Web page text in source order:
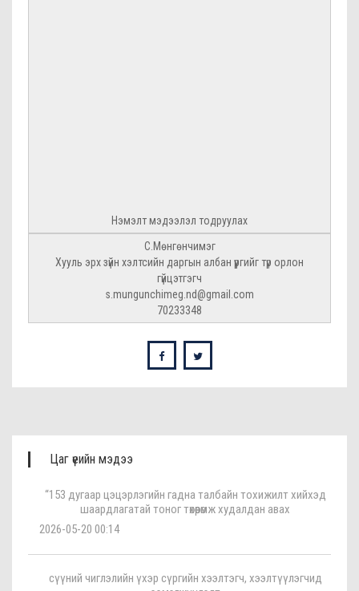
Нэмэлт мэдээлэл тодруулах
С.Мөнгөнчимэг
Хууль эрх зүйн хэлтсийн даргын албан үүргийг түр орлон
гүйцэтгэгч
s.mungunchimeg.nd@gmail.com
70233348
Цаг үеийн мэдээ
“153 дугаар цэцэрлэгийн гадна талбайн тохижилт хийхэд
шаардлагатай тоног төхөөрөмж худалдан авах
2026-05-20 00:14
сүүний чиглэлийн үхэр сүргийн хээлтэгч, хээлтүүлэгчид